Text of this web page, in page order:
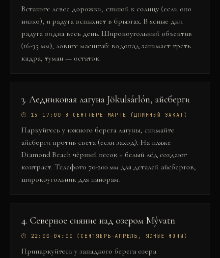
Встаньте левее дорожки, спиной к солнцу (если оно
низко), и радуга вспыхнет в брызгах. В ясные дни
радуга видна весь день. Широкоугольный объектив
(16-35 мм), ловите масштаб: водопад занимает треть
кадра, туман — остаток.
3. Ледниковая лагуна Jökulsárlón, айсберги
🕐 15-17:00 В СЕНТЯБРЕ-МАРТЕ (ДЛИННЫЙ ЗАКАТ)
Паркуйтесь у южного берега лагуны, снимайте
айсберги против света (если заход). На пляже
Diamond Beach чёрный песок + белый лёд создают
контраст. Телефото 70-200 мм для деталей айсбергов,
широкоугольник для панорам.
4. Северное сияние над озером Mývatn
🕐 22:00-04:00 (СЕНТЯБРЬ-АПРЕЛЬ, ЯСНЫЕ НОЧИ)
Припаркуйтесь у западного берега озера